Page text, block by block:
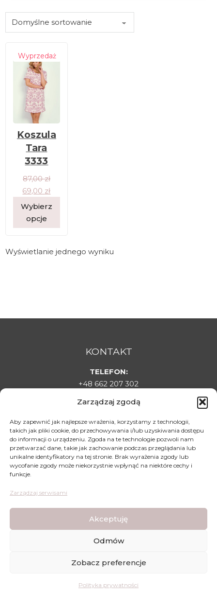
Zarządzaj zgodą
Aby zapewnić jak najlepsze wrażenia, korzystamy z technologii,
takich jak pliki cookie, do przechowywania i/lub uzyskiwania dostępu
do informacji o urządzeniu. Zgoda na te technologie pozwoli nam
przetwarzać dane, takie jak zachowanie podczas przeglądania lub
unikalne identyfikatory na tej stronie. Brak wyrażenia zgody lub
wycofanie zgody może niekorzystnie wpłynąć na niektóre cechy i
funkcje.
Zarządzaj serwisami
Akceptuję
Odmów
Zobacz preferencje
Polityka prywatności
Koszula
Tara
3333
87,00zł
69,00 zł
Wybierz
opcje
Wyprzedaż
Wyświetlanie jednego wyniku
KONTAKT
TELEFON:
+48 662 207 302
sklepladyelin@gmail.com
ADRES:
Targowa 1C, 22-500 Hrubieszów
DLA KLIENTA
Regulamin sklepu
zastrzeżone © | Wykonanie strony:WDesign